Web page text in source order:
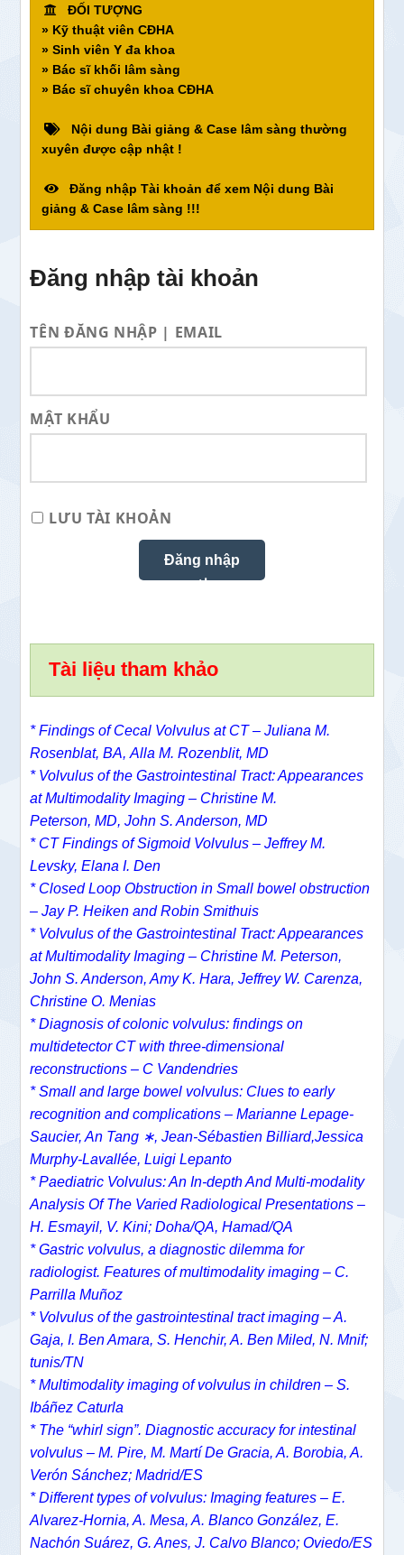
ĐỐI TƯỢNG
» Kỹ thuật viên CĐHA
» Sinh viên Y đa khoa
» Bác sĩ khối lâm sàng
» Bác sĩ chuyên khoa CĐHA
Nội dung Bài giảng & Case lâm sàng thường
xuyên được cập nhật !
Đăng nhập Tài khoản để xem Nội dung Bài
giảng & Case lâm sàng !!!
Đăng nhập tài khoản
TÊN ĐĂNG NHẬP | EMAIL
MẬT KHẨU
LƯU TÀI KHOẢN
Tài liệu tham khảo
* Findings of Cecal Volvulus at CT –Juliana M.
Rosenblat, BA,Alla M. Rozenblit, MD
* Volvulus of the Gastrointestinal Tract: Appearances
at Multimodality Imaging – Christine M.
Peterson, MD,John S. Anderson, MD
* CT Findings of Sigmoid Volvulus –Jeffrey M.
Levsky,Elana I. Den
* Closed Loop Obstruction in Small bowel obstruction
– Jay P. Heiken and Robin Smithuis
* Volvulus of the Gastrointestinal Tract: Appearances
at Multimodality Imaging – Christine M. Peterson,
John S. Anderson, Amy K. Hara, Jeffrey W. Carenza,
Christine O. Menias
* Diagnosis of colonic volvulus: findings on
multidetector CT with three-dimensional
reconstructions – C Vandendries
* Small and large bowel volvulus: Clues to early
recognition and complications – Marianne Lepage-
Saucier, An Tang ∗, Jean-Sébastien Billiard,Jessica
Murphy-Lavallée, Luigi Lepanto
* Paediatric Volvulus: An In-depth And Multi-modality
Analysis Of The Varied Radiological Presentations –
H. Esmayil, V. Kini; Doha/QA, Hamad/QA
* Gastric volvulus, a diagnostic dilemma for
radiologist. Features of multimodality imaging – C.
Parrilla Muñoz
* Volvulus of the gastrointestinal tract imaging – A.
Gaja, I. Ben Amara, S. Henchir, A. Ben Miled, N. Mnif;
tunis/TN
* Multimodality imaging of volvulus in children – S.
Ibáñez Caturla
* The “whirl sign”. Diagnostic accuracy for intestinal
volvulus – M. Pire, M. Martí De Gracia, A. Borobia, A.
Verón Sánchez; Madrid/ES
* Different types of volvulus: Imaging features – E.
Alvarez-Hornia, A. Mesa, A. Blanco González, E.
Nachón Suárez, G. Anes, J. Calvo Blanco; Oviedo/ES